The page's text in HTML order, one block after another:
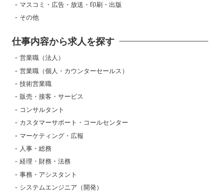
マスコミ・広告・放送・印刷・出版
その他
仕事内容から求人を探す
営業職（法人）
営業職（個人・カウンターセールス）
技術営業職
販売・接客・サービス
コンサルタント
カスタマーサポート・コールセンター
マーケティング・広報
人事・総務
経理・財務・法務
事務・アシスタント
システムエンジニア（開発）